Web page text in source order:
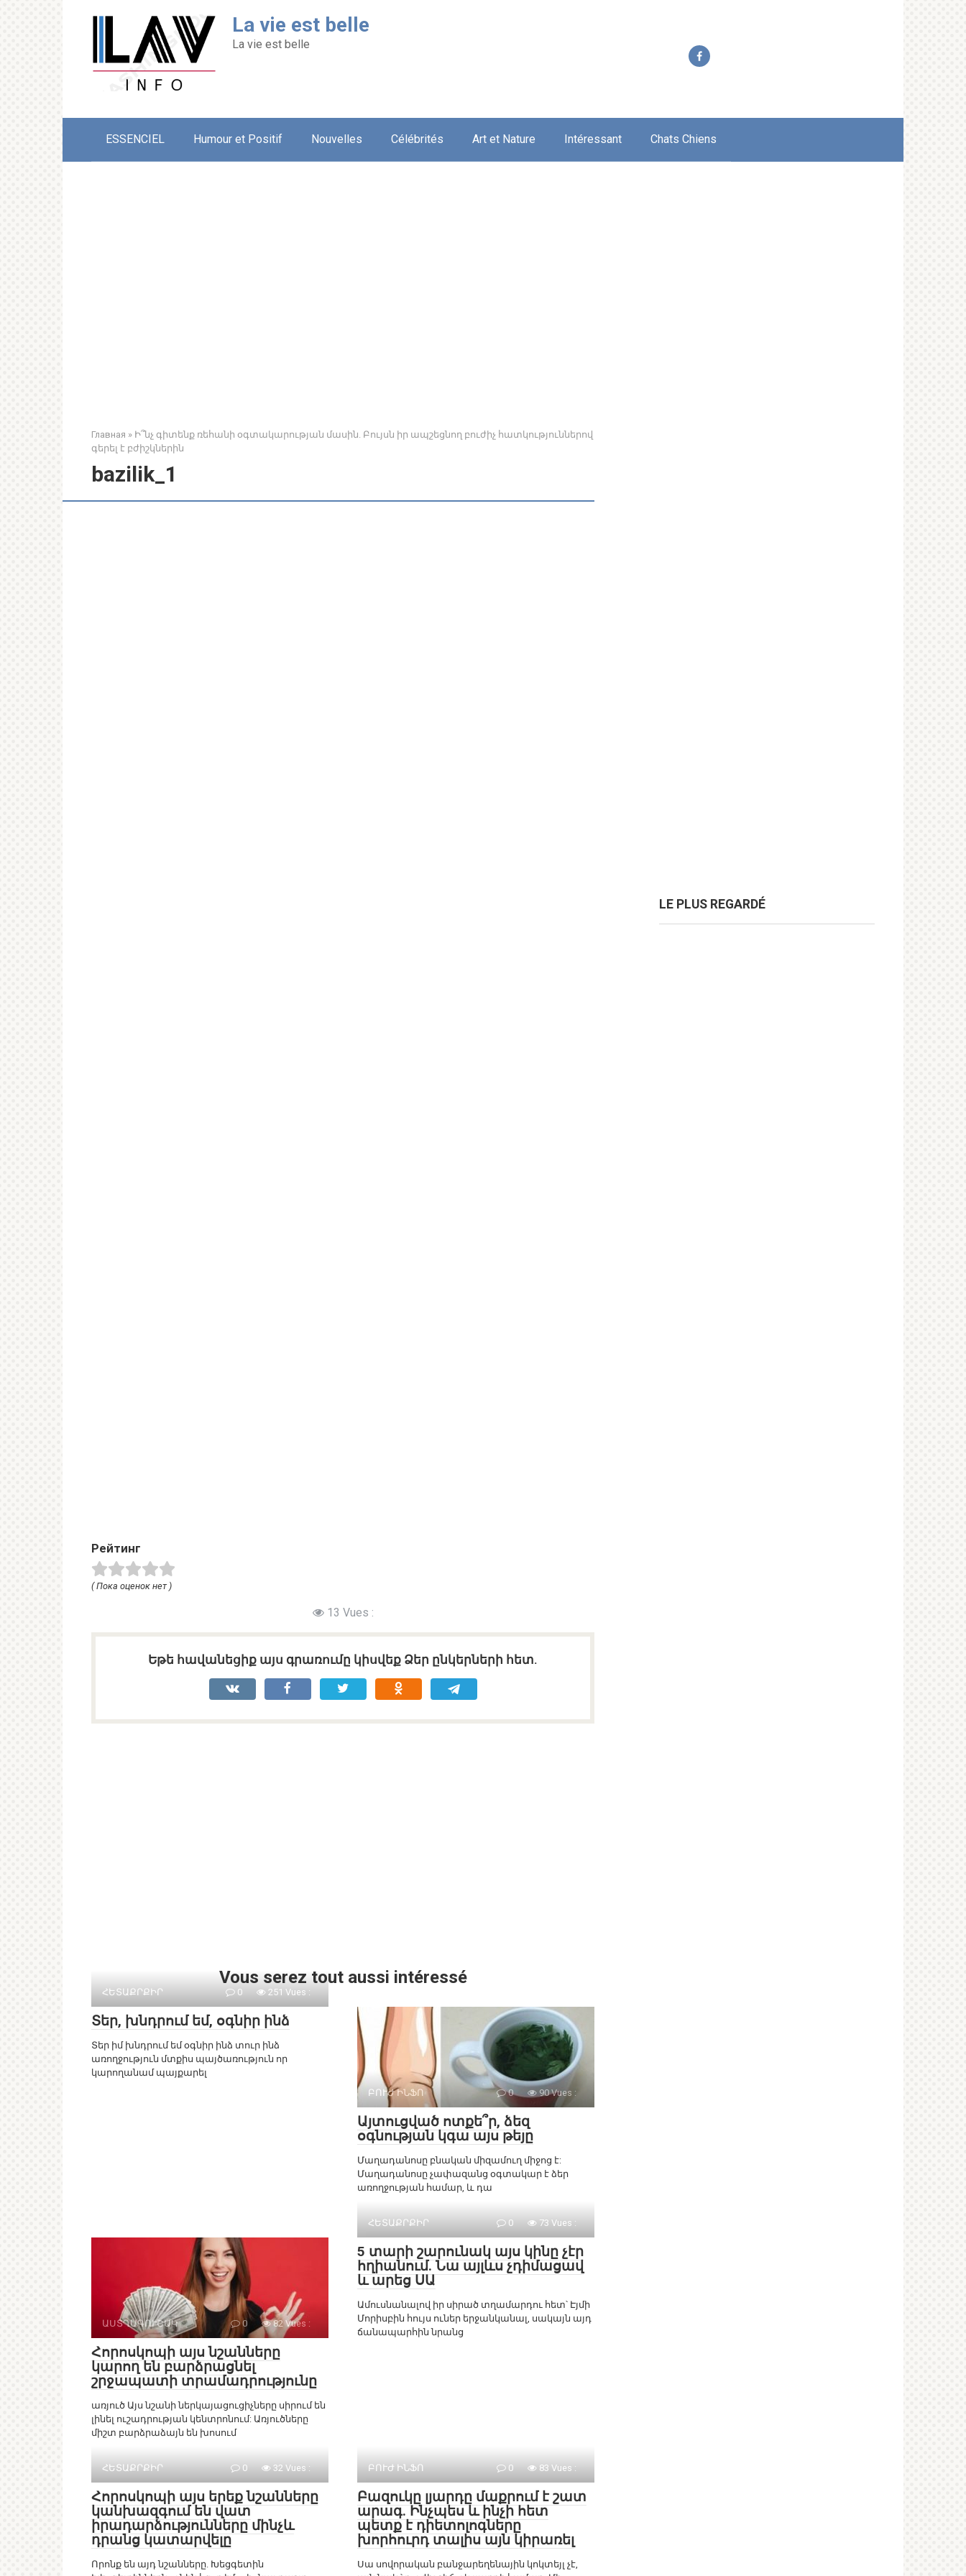
La vie est belle
La vie est belle
ESSENCIEL Humour et Positif Nouvelles Célébrités Art et Nature Intéressant Chats Chiens
Главная » Ի՞նչ գիտենք ռեհանի օգտակարության մասին. Բույսն իր ապշեցնող բուժիչ հատկություններով
գերել է բժիշկներին
bazilik_1
Рейтинг
( Пока оценок нет )
13 Vues :
Եթե հավանեցիք այս գրառումը կիսվեք Ձեր ընկերների հետ.
Vous serez tout aussi intéressé
ՀԵՏԱՔՐՔԻՐ 0 251 Vues :
Տեր, խնդրում եմ, օգնիր ինձ
Տեր իմ խնդրում եմ օգնիր ինձ տուր ինձ
առողջություն մտքիս պայծառություն որ
կարողանամ պայքարել
ԲՈՒԺ ԻՆՖՈ
0 90 Vues :
Այտուցված ոտքե՞ր, ձեզ
օգնության կգա այս թեյը
Մաղադանոսը բնական միզամուղ միջոց է:
Մաղադանոսը չափազանց օգտակար է ձեր
առողջության համար, և դա
ԱՍՏՂԱԳՈՒՇԱԿ 0 82 Vues :
Հորոսկոպի այս նշանները
կարող են բարձրացնել
շրջապատի տրամադրությունը
առյուծ Այս նշանի ներկայացուցիչները սիրում են
լինել ուշադրության կենտրոնում: Առյուծները
միշտ բարձրաձայն են խոսում
ՀԵՏԱՔՐՔԻՐ 0 73 Vues :
5 տարի շարունակ այս կինը չէր
հղիանում. Նա այլևս չդիմացավ
և արեց ՍԱ
Ամուսնանալով իր սիրած տղամարդու հետ՝ Էյմի
Մորիսբին հույս ուներ երջանկանալ, սակայն այդ
ճանապարհին նրանց
ՀԵՏԱՔՐՔԻՐ 0 32 Vues :
Հորոսկոպի այս երեք նշանները
կանխազգում են վատ
իրադարձությունները մինչև
դրանց կատարվելը
Որոնք են այդ նշանները. Խեցգետին
ԲՈՒԺ ԻՆՖՈ 0 83 Vues :
Բազուկը լյարդը մաքրում է շատ
արագ. Ինչպես և ինչի հետ
պետք է դիետոլոգները
խորհուրդ տալիս այն կիրառել
Սա սովորական բանջարեղենային կոկտեյլ չէ,
LE PLUS REGARDÉ